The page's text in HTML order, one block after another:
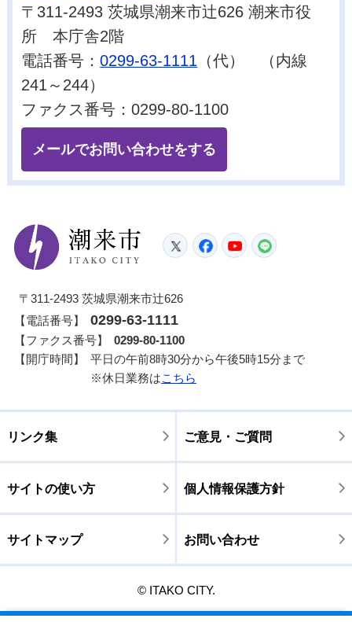
〒311-2493 茨城県潮来市辻626 潮来市役
所 本庁舎2階
電話番号：0299-63-1111 （代） （内線
241～244）
ファクス番号：0299-80-1100
メールでお問い合わせをする
潮来市
TwitterFacebook
YouTube
〒311-2493 茨城県潮来市辻626
【電話番号】
0299-63-1111
【ファクス番号】
0299-80-1100
【開庁時間】
平日の午前8時30分から午後5時15分まで
※休日業務はこちら
リンク集 ご意見・ご質問
サイトの使い方 個人情報保護方針
サイトマップ お問い合わせ
© ITAKO CITY.